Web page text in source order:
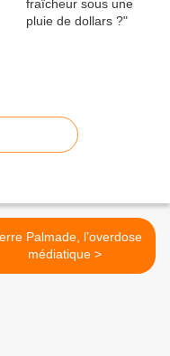
Palmade, l’overdose
médiatique >